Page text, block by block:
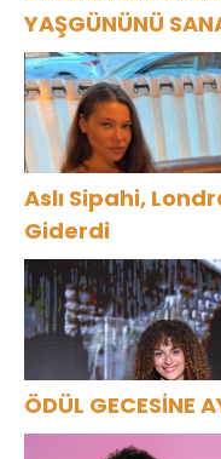
YAŞGÜNÜNÜ
ÜNLÜ
Aslı Sipahi,
Giderdi
ÖDÜL GECESİNE